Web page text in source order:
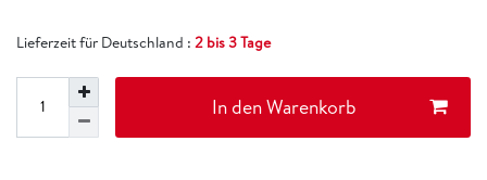
Lieferzeit für Deutschland : 2 bis 3 Tage
In den Warenkorb